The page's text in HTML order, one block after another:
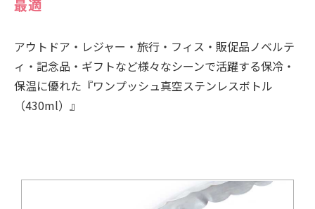
最適
アウトドア・レジャー・旅行・フィス・販促品ノベルテ
ィ・記念品・ギフトなど様々なシーンで活躍する保冷・
保温に優れた『ワンプッシュ真空ステンレスボトル
（430ml）』